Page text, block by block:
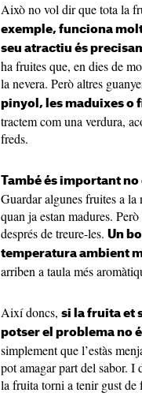
Això no vol dir que tota la
exemple, funciona
seu atractiu és
ha fruites que, en dies de
la nevera. Però altres
pinyol, les maduixes o
tractem com una verdura,
freds.
També és important
Guardar algunes fruites a la
quan ja estan madures.
després de treure-les. Un
temperatura ambient
arriben a taula més
Així doncs, si la fruita et
potser el problema no
simplement que l’estàs
pot amagar part del sabor. I
la fruita torni a tenir gust de